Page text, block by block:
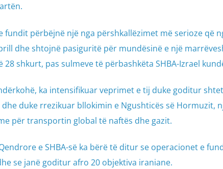
fundit përbëjnë një nga përshkallëzimet më serioze që
dhe shtojnë pasiguritë për mundësinë e një
28 shkurt, pas sulmeve të përbashkëta SHBA-Izrael
ka intensifikuar veprimet e tij duke goditur
duke rrezikuar bllokimin e Ngushticës së Hormuzit,
për transportin global të naftës dhe gazit.
e SHBA-së ka bërë të ditur se operacionet e
se janë goditur afro 20 objektiva iraniane.